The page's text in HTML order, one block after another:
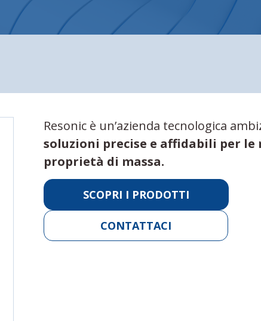
Resonic è un’azienda tecnologica
soluzioni precise e affidabili per le
proprietà di massa.
SCOPRI I PRODOTTI
CONTATTACI